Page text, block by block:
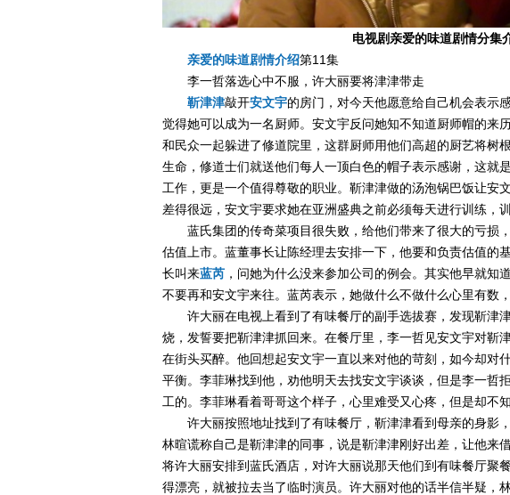
电视剧亲爱的味道剧情分集
亲爱的味道剧情介绍第11集
李一哲落选心中不服，许大丽要将津津带走
靳津津敲开安文宇的房门，对今天他愿意给自己机会表示
觉得她可以成为一名厨师。安文宇反问她知不知道厨师帽的来
和民众一起躲进了修道院里，这群厨师用他们高超的厨艺将树
生命，修道士们就送他们每人一顶白色的帽子表示感谢，这就
工作，更是一个值得尊敬的职业。靳津津做的汤泡锅巴饭让安
差得很远，安文宇要求她在亚洲盛典之前必须每天进行训练，
蓝氏集团的传奇菜项目很失败，给他们带来了很大的亏损
估值上市。蓝董事长让陈经理去安排一下，他要和负责估值的
长叫来蓝芮 ，问她为什么没来参加公司的例会。其实他早就知
不要再和安文宇来往。蓝芮表示，她做什么不做什么心里有数
许大丽在电视上看到了有味餐厅的副手选拔赛，发现靳津
烧，发誓要把靳津津抓回来。在餐厅里，李一哲见安文宇对靳
在街头买醉。他回想起安文宇一直以来对他的苛刻，如今却对
平衡。李菲琳找到他，劝他明天去找安文宇谈谈，但是李一哲
工的。李菲琳看着哥哥这个样子，心里难受又心疼，但是却不
许大丽按照地址找到了有味餐厅，靳津津看到母亲的身影
林暄谎称自己是靳津津的同事，说是靳津津刚好出差，让他来
将许大丽安排到蓝氏酒店，对许大丽说那天他们到有味餐厅聚
得漂亮，就被拉去当了临时演员。许大丽对他的话半信半疑，